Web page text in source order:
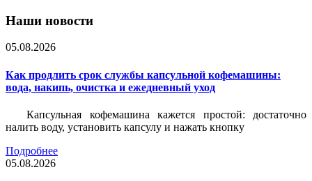
Наши новости
05.08.2026
Как продлить срок службы капсульной кофемашины:
вода, накипь, очистка и ежедневный уход
Капсульная кофемашина кажется простой: достаточно
налить воду, установить капсулу и нажать кнопку
Подробнее
05.08.2026